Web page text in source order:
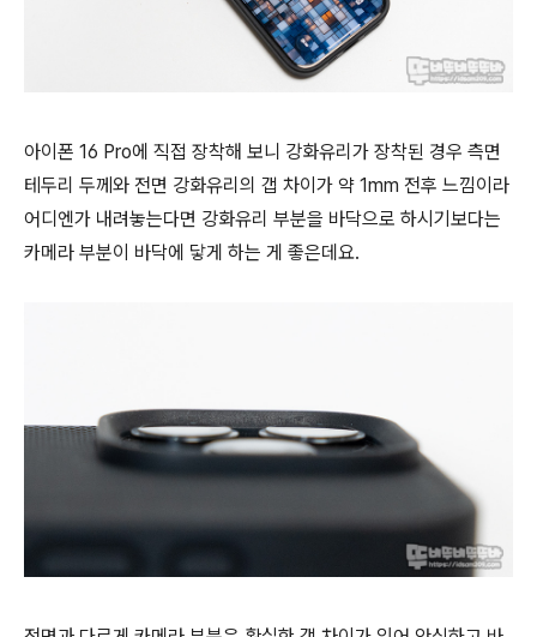
아이폰 16 Pro에 직접 장착해 보니 강화유리가 장착된 경우 측면
테두리 두께와 전면 강화유리의 갭 차이가 약 1mm 전후 느낌이라
어디엔가 내려놓는다면 강화유리 부분을 바닥으로 하시기보다는
카메라 부분이 바닥에 닿게 하는 게 좋은데요.